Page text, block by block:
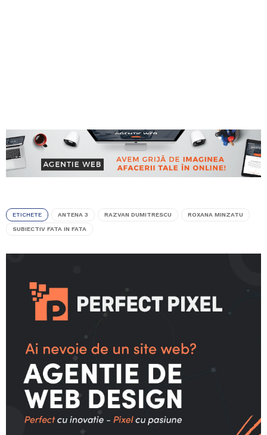
ETICHETE ANTENA 3 RAZVAN DUMITRESCU ROXANA MINZATU
SUBIECTIV FATA IN FATA